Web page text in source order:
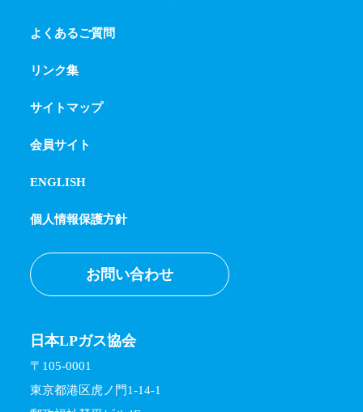
よくあるご質問
リンク集
サイトマップ
会員サイト
ENGLISH
個人情報保護方針
お問い合わせ
日本LPガス協会
〒105-0001
東京都港区虎ノ門1-14-1